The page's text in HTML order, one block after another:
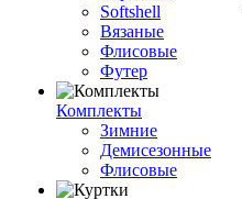
Softshell
Вязаные
Флисовые
Футер
Комплекты
Зимние
Демисезонные
Флисовые